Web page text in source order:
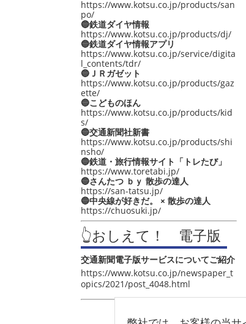
https://www.kotsu.co.jp/products/san
po/
🔵鉄道ダイヤ情報
https://www.kotsu.co.jp/products/dj/
🔵鉄道ダイヤ情報アプリ
https://www.kotsu.co.jp/service/digita
l_contents/tdr/
🔵ＪＲガゼット
https://www.kotsu.co.jp/products/gaz
ette/
🔵こどものほん
https://www.kotsu.co.jp/products/kid
s/
🔵交通新聞社新書
https://www.kotsu.co.jp/products/shi
nsho/
🔵鉄道・旅行情報サイト「トレたび」
https://www.toretabi.jp/
🔵さんたつ ｂｙ 散歩の達人
https://san-tatsu.jp/
🔵中央線が好きだ。 × 散歩の達人
https://chuosuki.jp/
👆おしえて！ 電子版
交通新聞電子版サービスについてご紹介
https://www.kotsu.co.jp/newspaper_t
opics/2021/post_4048.html